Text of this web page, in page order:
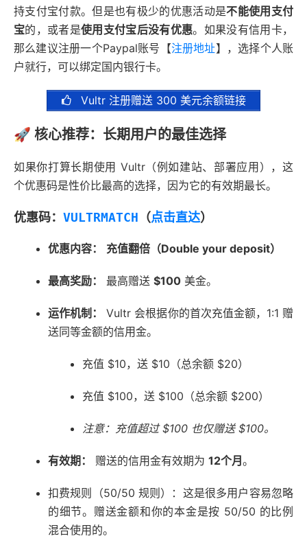
持支付宝付款。但是也有极少的优惠活动是不能使用支付
宝的，或者是使用支付宝后没有优惠。如果没有信用卡，
那么建议注册一个Paypal账号【注册地址】，选择个人账
户就行，可以绑定国内银行卡。
Vultr 注册赠送 300 美元余额链接
🚀 核心推荐：长期用户的最佳选择
如果你打算长期使用 Vultr（例如建站、部署应用），这
个优惠码是性价比最高的选择，因为它的有效期最长。
优惠码： VULTRMATCH （点击直达）
优惠内容： 充值翻倍（Double your deposit）
最高奖励： 最高赠送 $100 美金。
运作机制：
Vultr 会根据你的首次充值金额，1:1 赠
送同等金额的信用金。
充值 $10，送 $10（总余额 $20）
充值 $100，送 $100（总余额 $200）
注意：充值超过 $100 也仅赠送 $100。
有效期： 赠送的信用金有效期为 12个月。
扣费规则（50/50 规则）：这是很多用户容易忽略
的细节。赠送金额和你的本金是按 50/50 的比例
混合使用的。